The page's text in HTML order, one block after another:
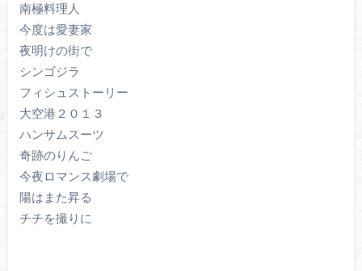
南極料理人
今度は愛妻家
夜明けの街で
シンゴジラ
フィシュストーリー
大空港２０１３
ハンサムスーツ
奇跡のりんご
今夜ロマンス劇場で
陽はまた昇る
チチを撮りに